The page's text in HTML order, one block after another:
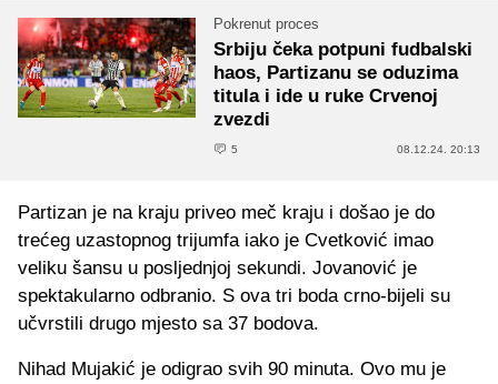
Pokrenut proces
Srbiju čeka potpuni fudbalski
haos, Partizanu se oduzima
titula i ide u ruke Crvenoj
zvezdi
5 08.12.24. 20:13
Partizan je na kraju priveo meč kraju i došao je do
trećeg uzastopnog trijumfa iako je Cvetković imao
veliku šansu u posljednjoj sekundi. Jovanović je
spektakularno odbranio. S ova tri boda crno-bijeli su
učvrstili drugo mjesto sa 37 bodova.
Nihad Mujakić je odigrao svih 90 minuta. Ovo mu je